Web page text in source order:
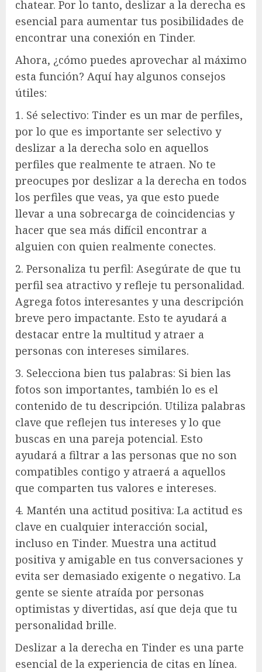
chatear. Por lo tanto, deslizar a la derecha es
esencial para aumentar tus posibilidades de
encontrar una conexión en Tinder.
Ahora, ¿cómo puedes aprovechar al máximo
esta función? Aquí hay algunos consejos
útiles:
1. Sé selectivo: Tinder es un mar de perfiles,
por lo que es importante ser selectivo y
deslizar a la derecha solo en aquellos
perfiles que realmente te atraen. No te
preocupes por deslizar a la derecha en todos
los perfiles que veas, ya que esto puede
llevar a una sobrecarga de coincidencias y
hacer que sea más difícil encontrar a
alguien con quien realmente conectes.
2. Personaliza tu perfil: Asegúrate de que tu
perfil sea atractivo y refleje tu personalidad.
Agrega fotos interesantes y una descripción
breve pero impactante. Esto te ayudará a
destacar entre la multitud y atraer a
personas con intereses similares.
3. Selecciona bien tus palabras: Si bien las
fotos son importantes, también lo es el
contenido de tu descripción. Utiliza palabras
clave que reflejen tus intereses y lo que
buscas en una pareja potencial. Esto
ayudará a filtrar a las personas que no son
compatibles contigo y atraerá a aquellos
que comparten tus valores e intereses.
4. Mantén una actitud positiva: La actitud es
clave en cualquier interacción social,
incluso en Tinder. Muestra una actitud
positiva y amigable en tus conversaciones y
evita ser demasiado exigente o negativo. La
gente se siente atraída por personas
optimistas y divertidas, así que deja que tu
personalidad brille.
Deslizar a la derecha en Tinder es una parte
esencial de la experiencia de citas en línea.